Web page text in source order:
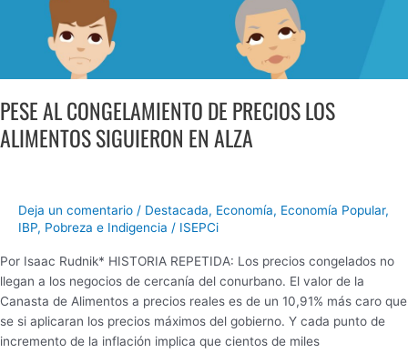
PESE AL CONGELAMIENTO DE PRECIOS LOS
ALIMENTOS SIGUIERON EN ALZA
Deja un comentario / Destacada, Economía, Economía Popular,
IBP, Pobreza e Indigencia / ISEPCi
Por Isaac Rudnik* HISTORIA REPETIDA: Los precios congelados no
llegan a los negocios de cercanía del conurbano. El valor de la
Canasta de Alimentos a precios reales es de un 10,91% más caro que
se si aplicaran los precios máximos del gobierno. Y cada punto de
incremento de la inflación implica que cientos de miles